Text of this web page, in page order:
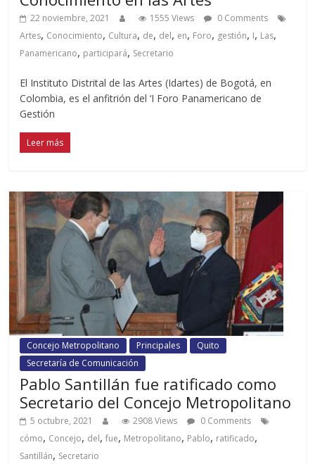
22 noviembre, 2021 1555 Views
0 Comments
Artes, Conocimiento, Cultura, de, del, en, Foro, gestión, I, Las,
Panamericano, participará, Secretario
El Instituto Distrital de las Artes (Idartes) de Bogotá, en
Colombia, es el anfitrión del ‘I Foro Panamericano de
Gestión
Leer más
Concejo Metropolitano Principales
Quito
Secretaría de Comunicación
Pablo Santillán fue ratificado como
Secretario del Concejo Metropolitano
5 octubre, 2021 2908 Views
0 Comments
cómo, Concejo, del,fue, Metropolitano, Pablo, ratificado,
Santillán, Secretario